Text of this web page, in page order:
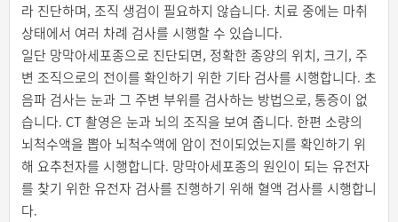
라 진단하며, 조직 생검이 필요하지 않습니다. 치료 중에는 마취
상태에서 여러 차례 검사를 시행할 수 있습니다.
일단 망막아세포종으로 진단되면, 정확한 종양의 위치, 크기, 주
변 조직으로의 전이를 확인하기 위한 기타 검사를 시행합니다. 초
음파 검사는 눈과 그 주변 부위를 검사하는 방법으로, 통증이 없
습니다. CT 촬영은 눈과 뇌의 조직을 보여 줍니다. 한편 소량의
뇌척수액을 뽑아 뇌척수액에 암이 전이되었는지를 확인하기 위
해 요추천자를 시행합니다. 망막아세포종의 원인이 되는 유전자
를 찾기 위한 유전자 검사를 진행하기 위해 혈액 검사를 시행합니
다.